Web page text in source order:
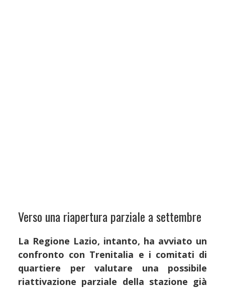
Verso una riapertura parziale a settembre
La Regione Lazio, intanto, ha avviato un
confronto con Trenitalia e i comitati di
quartiere per valutare una possibile
riattivazione parziale della stazione già